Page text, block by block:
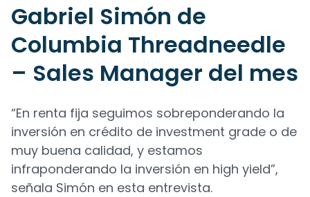
Gabriel Simón de
Columbia Threadneedle
– Sales Manager del mes
“En renta fija seguimos sobreponderando la
inversión en crédito de investment grade o de
muy buena calidad, y estamos
infraponderando la inversión en high yield”,
señala Simón en esta entrevista.